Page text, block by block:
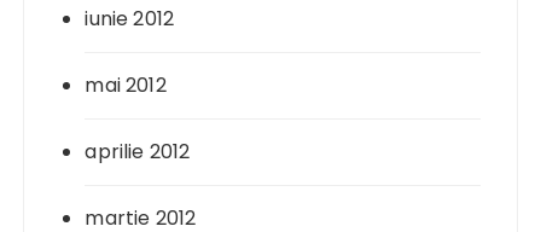
iunie 2012
mai 2012
aprilie 2012
martie 2012